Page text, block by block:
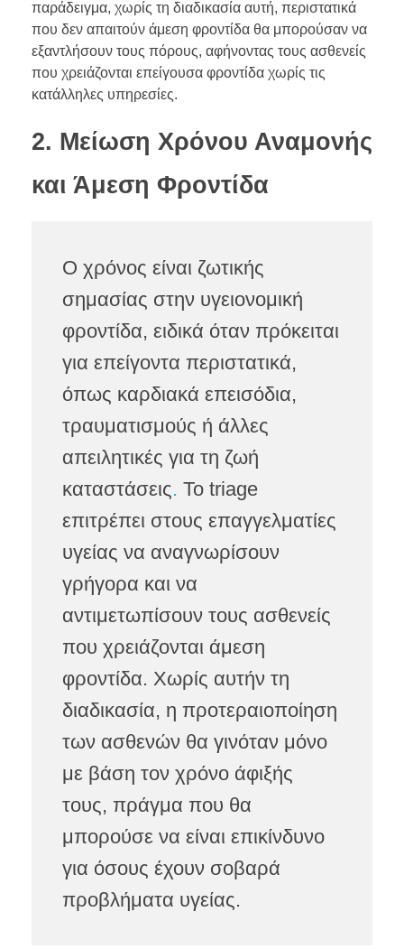
παράδειγμα, χωρίς τη διαδικασία αυτή, περιστατικά
που δεν απαιτούν άμεση φροντίδα θα μπορούσαν να
εξαντλήσουν τους πόρους, αφήνοντας τους ασθενείς
που χρειάζονται επείγουσα φροντίδα χωρίς τις
κατάλληλες υπηρεσίες.
2. Μείωση Χρόνου Αναμονής
και Άμεση Φροντίδα
Ο χρόνος είναι ζωτικής
σημασίας στην υγειονομική
φροντίδα, ειδικά όταν πρόκειται
για επείγοντα περιστατικά,
όπως καρδιακά επεισόδια,
τραυματισμούς ή άλλες
απειλητικές για τη ζωή
καταστάσεις. Το triage
επιτρέπει στους επαγγελματίες
υγείας να αναγνωρίσουν
γρήγορα και να
αντιμετωπίσουν τους ασθενείς
που χρειάζονται άμεση
φροντίδα. Χωρίς αυτήν τη
διαδικασία, η προτεραιοποίηση
των ασθενών θα γινόταν μόνο
με βάση τον χρόνο άφιξής
τους, πράγμα που θα
μπορούσε να είναι επικίνδυνο
για όσους έχουν σοβαρά
προβλήματα υγείας.